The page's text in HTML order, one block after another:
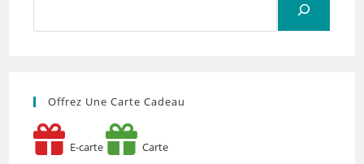
Offrez Une Carte Cadeau
E-carte Carte